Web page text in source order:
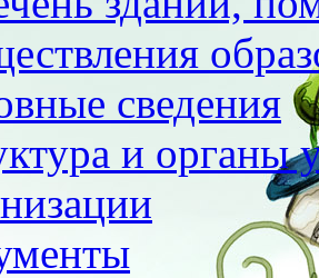
сведения
и органы